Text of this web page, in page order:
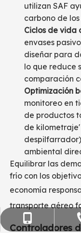
utilizan SAF
carbono de los
Ciclos de vida
envases
diseñar para
lo que reduce
comparación
Optimización
monitoreo en
de productos
de
ambiental
Equilibrar las
frío con los
economía
transporte aéreo
Controladores